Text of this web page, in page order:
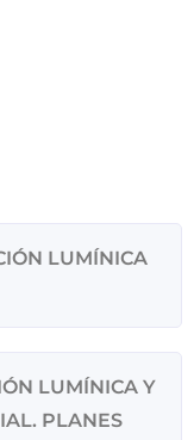
LUMÍNICA
LUMÍNICA Y
PLANES